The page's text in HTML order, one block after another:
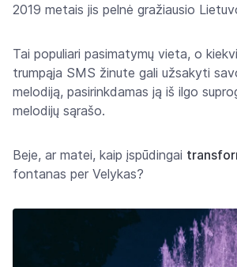
2019 metais jis pelnė gražiausio
Tai populiari pasimatymų vieta, o
trumpąja SMS žinute gali užsakyti
melodiją, pasirinkdamas ją iš ilgo
melodijų sąrašo.
Beje, ar matei, kaip įspūdingai
fontanas per Velykas?